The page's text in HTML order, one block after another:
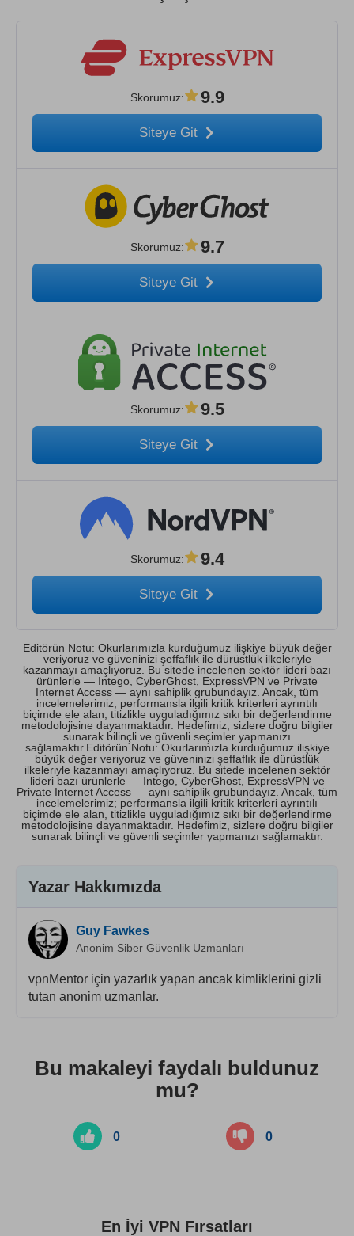
Skorumuz: 9.9
Siteye Git
Skorumuz: 9.7
Siteye Git
Skorumuz: 9.5
Siteye Git
Skorumuz: 9.4
Siteye Git
Editörün Notu: Okurlarımızla kurduğumuz ilişkiye büyük değer
veriyoruz ve güveninizi şeffaflık ile dürüstlük ilkeleriyle
kazanmayı amaçlıyoruz. Bu sitede incelenen sektör lideri bazı
ürünlerle — Intego, CyberGhost, ExpressVPN ve Private
Internet Access — aynı sahiplik grubundayız. Ancak, tüm
incelemelerimiz; performansla ilgili kritik kriterleri ayrıntılı
biçimde ele alan, titizlikle uyguladığımız sıkı bir değerlendirme
metodolojisine dayanmaktadır. Hedefimiz, sizlere doğru bilgiler
sunarak bilinçli ve güvenli seçimler yapmanızı
sağlamaktır.Editörün Notu: Okurlarımızla kurduğumuz ilişkiye
büyük değer veriyoruz ve güveninizi şeffaflık ile dürüstlük
ilkeleriyle kazanmayı amaçlıyoruz. Bu sitede incelenen sektör
lideri bazı ürünlerle — Intego, CyberGhost, ExpressVPN ve
Private Internet Access — aynı sahiplik grubundayız. Ancak, tüm
incelemelerimiz; performansla ilgili kritik kriterleri ayrıntılı
biçimde ele alan, titizlikle uyguladığımız sıkı bir değerlendirme
metodolojisine dayanmaktadır. Hedefimiz, sizlere doğru bilgiler
sunarak bilinçli ve güvenli seçimler yapmanızı sağlamaktır.
Yazar Hakkımızda
Guy Fawkes
Anonim Siber Güvenlik Uzmanları
vpnMentor için yazarlık yapan ancak kimliklerini gizli
tutan anonim uzmanlar.
Bu makaleyi faydalı buldunuz
mu?
0 0
En İyi VPN Fırsatları